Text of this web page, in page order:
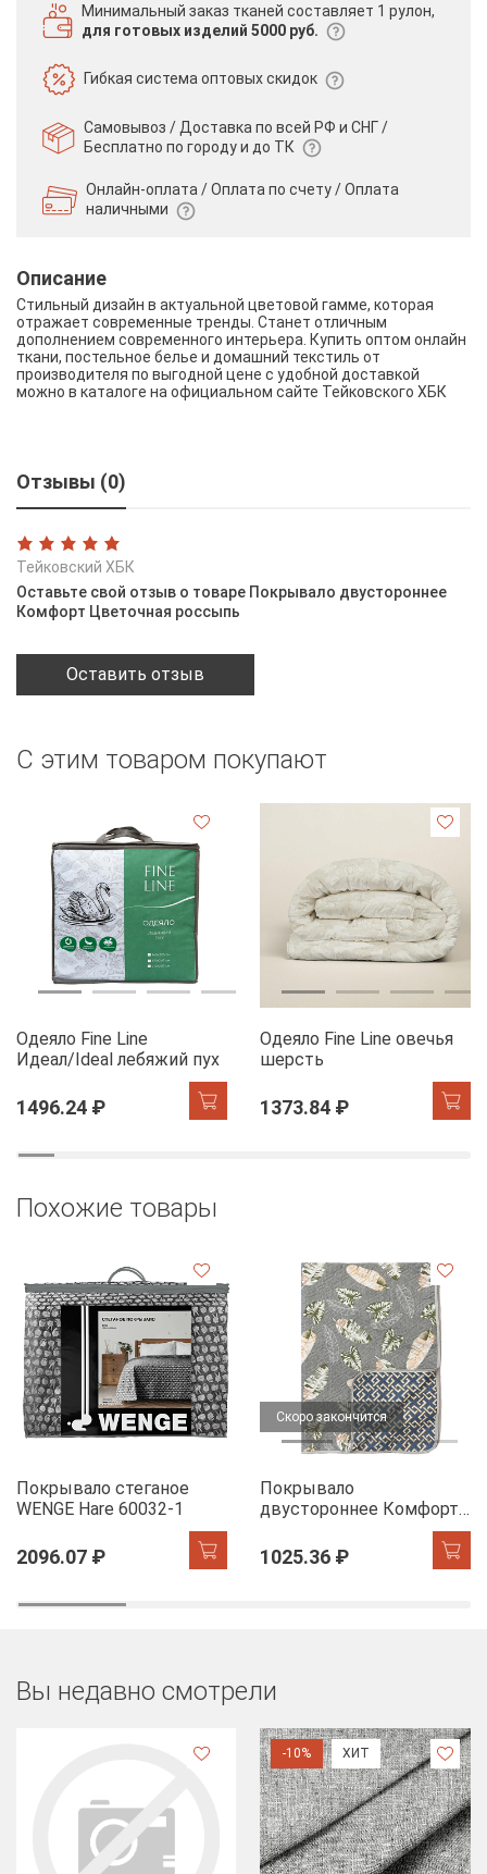
Минимальный заказ тканей составляет 1 рулон,
для готовых изделий 5000 руб.
Гибкая системаоптовых скидок
Самовывоз / Доставка по всей РФ и СНГ /
Бесплатно по городу и до ТК
Онлайн-оплата / Оплата по счету /Оплата
наличными
Описание
Стильный дизайн в актуальной цветовой гамме, которая
отражает современные тренды. Станет отличным
дополнением современного интерьера. Купить оптом онлайн
ткани, постельное белье и домашний текстиль от
производителя по выгодной цене с удобной доставкой
можно в каталоге на официальном сайте Тейковского ХБК
Отзывы (0)
Тейковский ХБК
Оставьте свой отзыв о товаре Покрывало двустороннее
Комфорт Цветочная россыпь
Оставить отзыв
С этим товаром покупают
Одеяло Fine Line
Идеал/Ideal лебяжий пух
1496.24 ₽
Одеяло Fine Line овечья
шерсть
1373.84 ₽
Похожие товары
Покрывало стеганое
WENGE Hare 60032-1
2096.07 ₽
Скоро закончится
Покрывало
двустороннее Комфорт
1025.36 ₽
Вы недавно смотрели
-10% ХИТ